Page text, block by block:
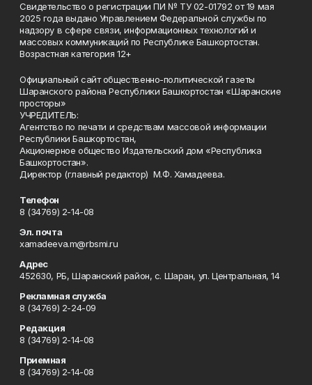
Свидетельство о регистрации ПИ № ТУ 02-01792 от 19 мая
2025 года выдано Управлением Федеральной службы по
надзору в сфере связи, информационных технологий и
массовых коммуникаций по Республике Башкортостан.
Возрастная категория 12+
Официальный сайт общественно-политической газеты
Шаранского района Республики Башкортостан «Шаранские
просторы»
УЧРЕДИТЕЛЬ:
Агентство по печати и средствам массовой информации
Республики Башкортостан,
Акционерное общество Издательский дом «Республика
Башкортостан».
Директор (главный редактор) М.Ф. Хамадеева.
Телефон
8 (34769) 2-14-08
Эл. почта
xamadeeva.m@rbsmi.ru
Адрес
452630, РБ, Шаранский район, с. Шаран, ул. Центральная, 14
Рекламная служба
8 (34769) 2-24-09
Редакция
8 (34769) 2-14-08
Приемная
8 (34769) 2-14-08